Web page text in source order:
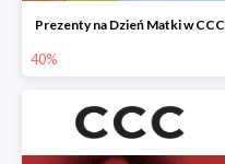
Prezenty na Dzień Matki w CCC
40%